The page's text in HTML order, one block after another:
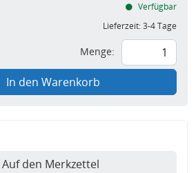
Verfügbar
Lieferzeit:3-4 Tage
Menge:
In den Warenkorb
Auf den Merkzettel